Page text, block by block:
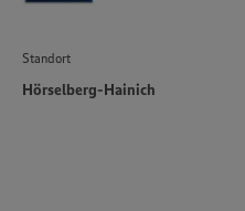
Standort
Hörselberg-Hainich